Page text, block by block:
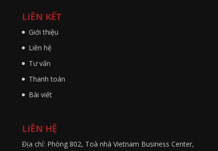
LIÊN KẾT
Giới thiệu
Liên hệ
Tư vấn
Thanh toán
Bài viết
LIÊN HỆ
Địa chỉ: Phòng 802, Toà nhà Vietnam Business Center,